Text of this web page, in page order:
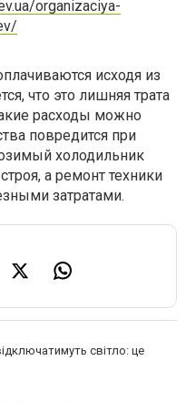
organizaciya-
исходя из
что это лишняя трата
расходы можно
повредится при
холодильник
а ремонт техники
затратами.
світло: це